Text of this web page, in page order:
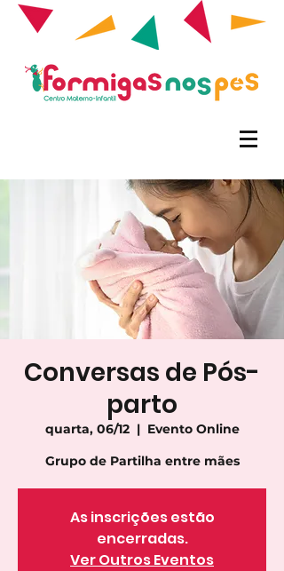
Conversas de Pós-
parto
quarta, 06/12
  |
Evento Online
Grupo de Partilha entre mães
As inscrições estão
encerradas.
Ver Outros Eventos